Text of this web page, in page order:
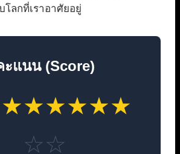
โลกที่เราอาศัยอยู่
ะแนน (Score)
★★★★★★
☆☆